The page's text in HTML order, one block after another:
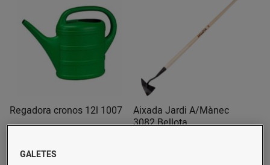
Regadora cronos 12l 1007
Aixada Jardi A/Mànec
3082 Bellota
GALETES